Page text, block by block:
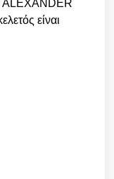
ALEXANDER
είναι